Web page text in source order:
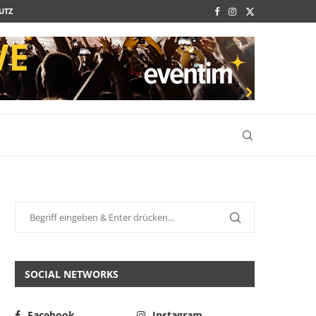
SOCIAL NETWORKS